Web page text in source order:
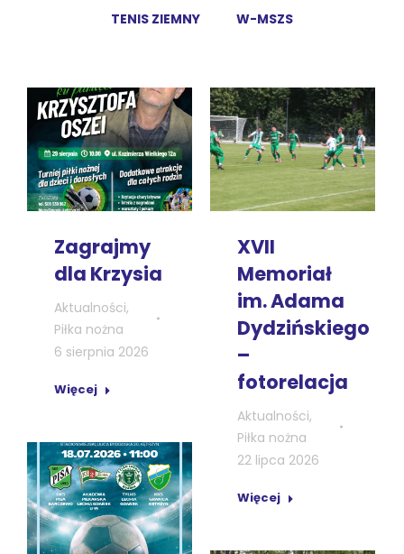
TENIS ZIEMNY
W-MSZS
Zagrajmy
dla Krzysia
Aktualności,
Piłka nożna
6 sierpnia 2026
Więcej
XVII
Memoriał
im. Adama
Dydzińskiego
–
fotorelacja
Aktualności,
Piłka nożna
22 lipca 2026
Więcej